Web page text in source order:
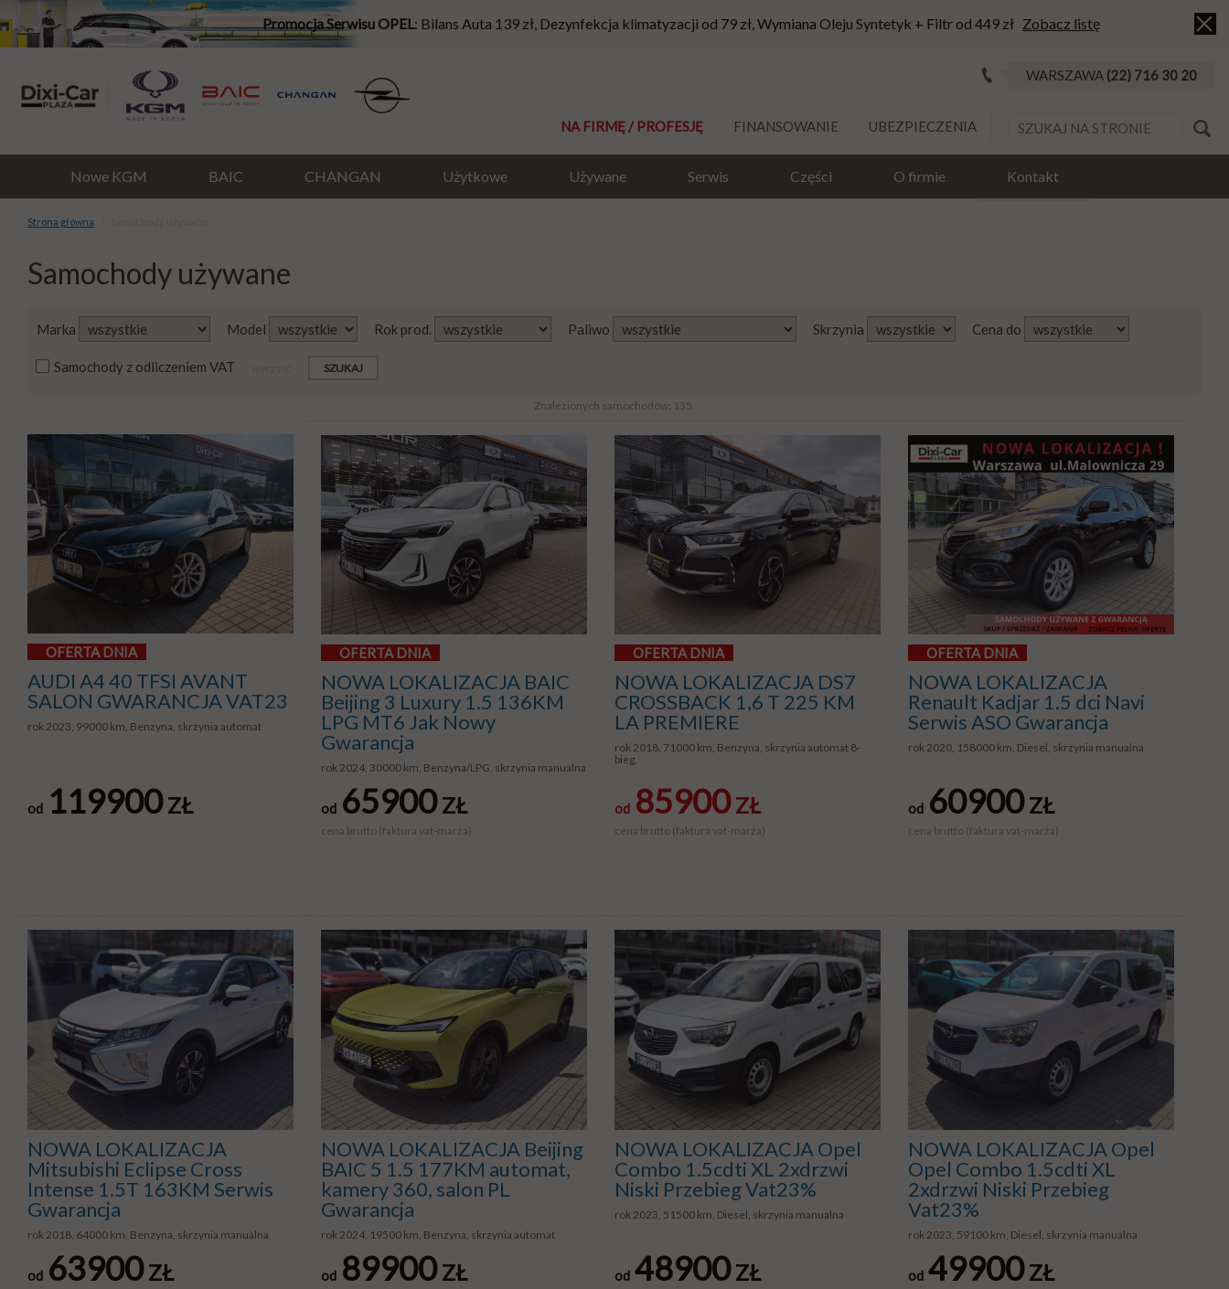
Promocja Serwisu OPEL: Bilans Auta 139 zł, Dezynfekcja klimatyzacji od 79 zł, Wymiana Oleju Syntetyk + Filtr od 449 zł Zobacz listę
WARSZAWA (22) 716 30 20
NA FIRMĘ / PROFESJĘ FINANSOWANIE UBEZPIECZENIA
Nowe KGM BAIC CHANGAN Użytkowe Używane Serwis Części O firmie Kontakt
Strona główna
Samochody używane
Marka Model Rok prod. Paliwo Skrzynia Cena do
Samochody z odliczeniem VAT
Znalezionych samochodów: 135.
OFERTA DNIA
AUDI A4 40 TFSI AVANT
SALON GWARANCJA VAT23
rok 2023, 99000 km, Benzyna, skrzynia automat
od 119900ZŁ
OFERTA DNIA
NOWA LOKALIZACJA BAIC
Beijing 3 Luxury 1.5 136KM
LPG MT6 Jak Nowy
Gwarancja
rok 2024, 30000 km, Benzyna/LPG, skrzynia manualna
od 65900ZŁ
cena brutto (faktura vat-marża)
OFERTA DNIA
NOWA LOKALIZACJA DS7
CROSSBACK 1,6 T 225 KM
LA PREMIERE
rok 2018, 71000 km, Benzyna, skrzynia automat 8-
bieg.
od 85900ZŁ
cena brutto (faktura vat-marża)
OFERTA DNIA
NOWA LOKALIZACJA
Renault Kadjar 1.5 dci Navi
Serwis ASO Gwarancja
rok 2020, 158000 km, Diesel, skrzynia manualna
od 60900ZŁ
cena brutto (faktura vat-marża)
NOWA LOKALIZACJA
Mitsubishi Eclipse Cross
Intense 1.5T 163KM Serwis
Gwarancja
rok 2018, 64000 km, Benzyna, skrzynia manualna
od 63900ZŁ
NOWA LOKALIZACJA Beijing
BAIC 5 1.5 177KM automat,
kamery 360, salon PL
Gwarancja
rok 2024, 19500 km, Benzyna, skrzynia automat
od 89900ZŁ
NOWA LOKALIZACJA Opel
Combo 1.5cdti XL 2xdrzwi
Niski Przebieg Vat23%
rok 2023, 51500 km, Diesel, skrzynia manualna
od 48900ZŁ
NOWA LOKALIZACJA Opel
Opel Combo 1.5cdti XL
2xdrzwi Niski Przebieg
Vat23%
rok 2023, 59100 km, Diesel, skrzynia manualna
od 49900ZŁ